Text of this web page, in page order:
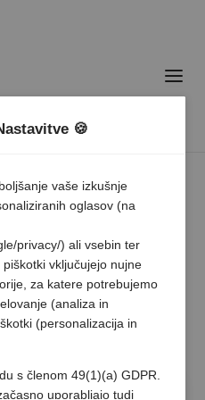
🍪
vaše izkušnje
oglasov (na
privacy/) ali vsebin ter
vključujejo nujne
za katere potrebujemo
(analiza in
(personalizacija in
s členom 49(1)(a) GDPR.
uporabljajo tudi